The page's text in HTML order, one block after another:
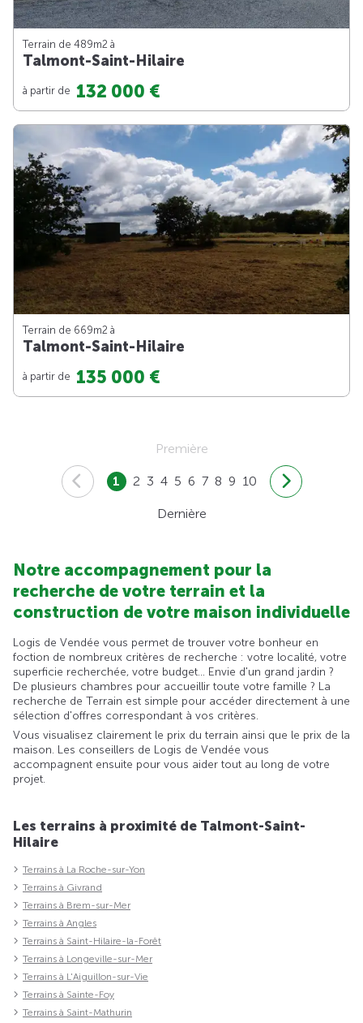
Terrain de 489m2 à
Talmont-Saint-Hilaire
à partir de 132 000 €
Terrain de 669m2 à
Talmont-Saint-Hilaire
à partir de 135 000 €
Première
1 2 3 4 5 6 7 8 9 10
Dernière
Notre accompagnement pour la
recherche de votre terrain et la
construction de votre maison individuelle
Logis de Vendée vous permet de trouver votre bonheur en
foction de nombreux critères de recherche : votre localité, votre
superficie recherchée, votre budget... Envie d'un grand jardin ?
De plusieurs chambres pour accueillir toute votre famille ? La
recherche de Terrain est simple pour accéder directement à une
sélection d'offres correspondant à vos critères.
Vous visualisez clairement le prix du terrain ainsi que le prix de la
maison. Les conseillers de Logis de Vendée vous
accompagnent ensuite pour vous aider tout au long de votre
projet.
Les terrains à proximité de Talmont-Saint-
Hilaire
Terrains à La Roche-sur-Yon
Terrains à Givrand
Terrains à Brem-sur-Mer
Terrains à Angles
Terrains à Saint-Hilaire-la-Forêt
Terrains à Longeville-sur-Mer
Terrains à L'Aiguillon-sur-Vie
Terrains à Sainte-Foy
Terrains à Saint-Mathurin